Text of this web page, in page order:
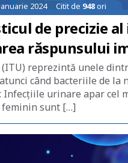
2024 Citit de 948ori
de precizie
răspunsului
reprezintă unele
când bacteriile de
urinare apar cel
feminin sunt […]